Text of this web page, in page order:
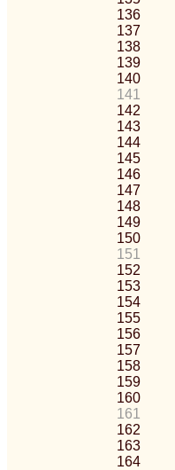
136
137
138
139
140
141
142
143
144
145
146
147
148
149
150
151
152
153
154
155
156
157
158
159
160
161
162
163
164